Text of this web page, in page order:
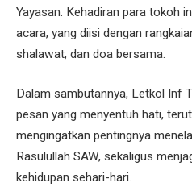
Yayasan. Kehadiran para tokoh
acara, yang diisi dengan
shalawat, dan doa bersama.
Dalam sambutannya, Letkol Inf
pesan yang menyentuh hati,
mengingatkan pentingnya
Rasulullah SAW, sekaligus
kehidupan sehari-hari.